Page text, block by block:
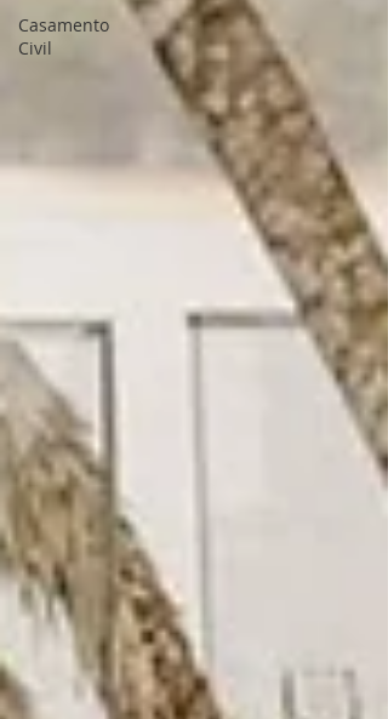
Casamento
Civil